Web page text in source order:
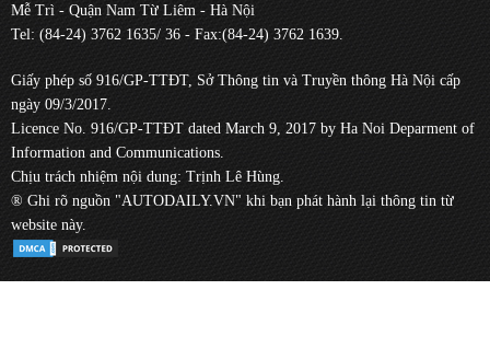
Mễ Trì - Quận Nam Từ Liêm - Hà Nội
Tel: (84-24) 3762 1635/ 36 - Fax:(84-24) 3762 1639.
Giấy phép số 916/GP-TTĐT, Sở Thông tin và Truyền thông Hà Nội cấp
ngày 09/3/2017.
Licence No. 916/GP-TTĐT dated March 9, 2017 by Ha Noi Deparment of
Information and Communications.
Chịu trách nhiệm nội dung: Trịnh Lê Hùng.
® Ghi rõ nguồn "AUTODAILY.VN" khi bạn phát hành lại thông tin từ
website này.